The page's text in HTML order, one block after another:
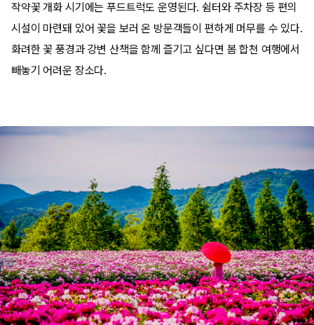
작약꽃 개화 시기에는 푸드트럭도 운영된다. 쉼터와 주차장 등 편의
시설이 마련돼 있어 꽃을 보러 온 방문객들이 편하게 머무를 수 있다.
화려한 꽃 풍경과 강변 산책을 함께 즐기고 싶다면 봄 합천 여행에서
빼놓기 어려운 장소다.